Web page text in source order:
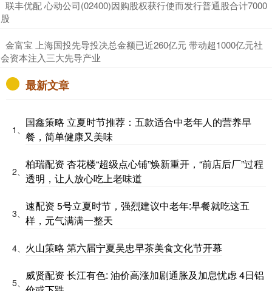
​联丰优配 心动公司(02400)因购股权获行使而发行普通股合计7000
股
​金富宝 上海国投先导投决总金额已近260亿元 带动超1000亿元社
会资本注入三大先导产业
最新文章
1、
国鑫策略 立夏时节推荐：五款适合中老年人的营养早
餐，简单健康又美味
2、
柏瑞配资 杏花楼“超级点心铺”焕新重开，“前店后厂”过程
透明，让人放心吃上老味道
3、
速配资 5号立夏时节，强烈建议中老年:早餐就吃这五
样，元气满满一整天
4、 火山策略 第六届宁夏吴忠早茶美食文化节开幕
5、
威贤配资 长江有色: 油价高涨加剧通胀及加息忧虑 4日铝